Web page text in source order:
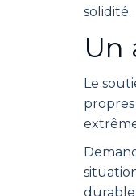
solidité.
Un
Le